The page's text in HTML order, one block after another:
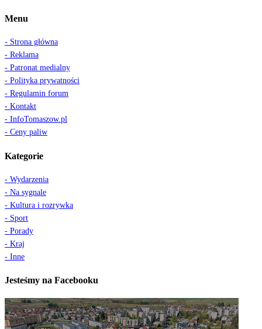
Menu
- Strona główna
- Reklama
- Patronat medialny
- Polityka prywatności
- Regulamin forum
- Kontakt
- InfoTomaszow.pl
- Ceny paliw
Kategorie
- Wydarzenia
- Na sygnale
- Kultura i rozrywka
- Sport
- Porady
- Kraj
- Inne
Jesteśmy na Facebooku